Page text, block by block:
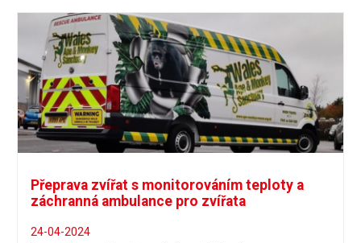
Přeprava zvířat s monitorováním teploty a
záchranná ambulance pro zvířata
24-04-2024